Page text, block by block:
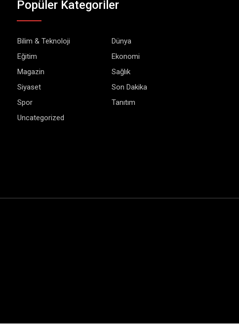
Popüler Kategoriler
Bilim & Teknoloji
Dünya
Eğitim
Ekonomi
Magazin
Sağlık
Siyaset
Son Dakika
Spor
Tanıtım
Uncategorized